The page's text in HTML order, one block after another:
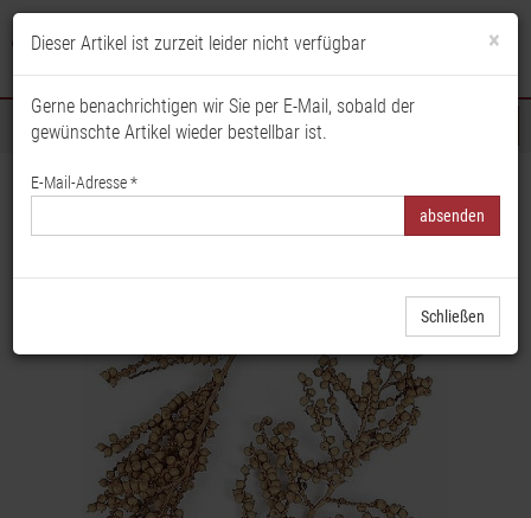
Sortiment
Startseite Floristik & Dekoration
Canella, Exoten, Grabgestecke, Grabschmuck, Allerheiligengestecke,
Trauerfloristik, Trockenblumen
Dieser Artikel ist zurzeit leider nicht verfügbar ×
Gerne benachrichtigen wir Sie per E-Mail, sobald der
gewünschte Artikel wieder bestellbar ist.
E-Mail-Adresse *
Schließen